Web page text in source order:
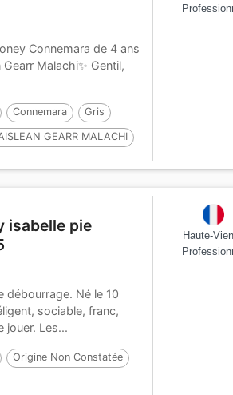
Connemara de 4 ans
Malachi✨️ Gentil,
Connemara Gris
GEARR MALACHI
isabelle pie
débourrage. Né le 10
sociable, franc,
jouer. Les...
Origine Non Constatée
Haute-